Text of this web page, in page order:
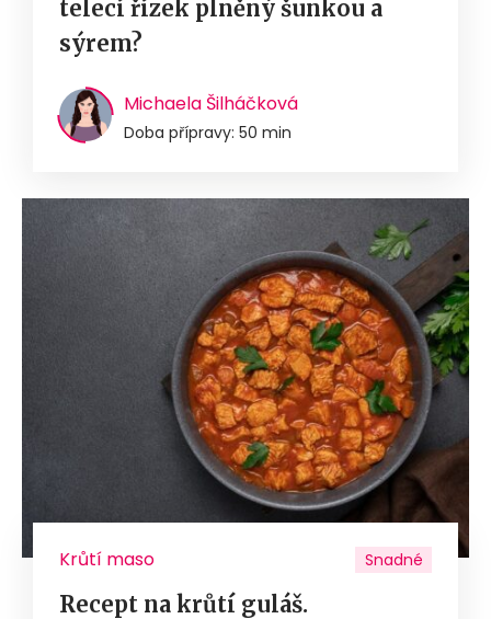
telecí řízek plněný šunkou a
sýrem?
Michaela Šilháčková
Doba přípravy: 50 min
Krůtí maso Snadné
Recept na krůtí guláš.